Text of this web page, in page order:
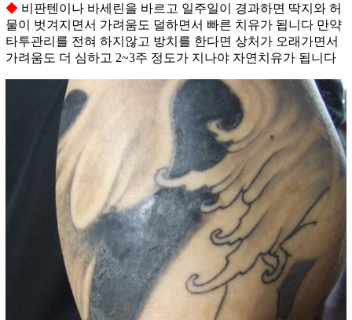
◆ 비판텐이나 바세린을 바르고 일주일이 경과하면 딱지와 허
물이 벗겨지면서 가려움도 덜하면서 빠른 치유가 됩니다 만약
타투관리를 전혀 하지않고 방치를 한다면 상처가 오래가면서
가려움도 더 심하고 2~3주 정도가 지나야 자연치유가 됩니다